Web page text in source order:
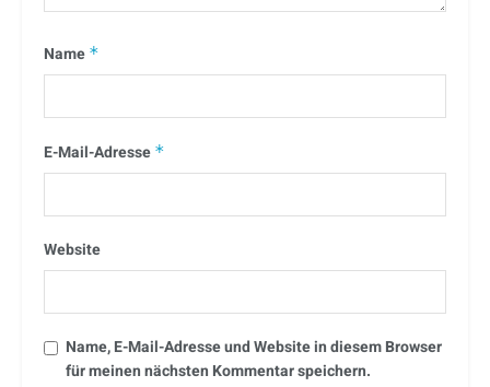
Name *
E-Mail-Adresse *
Website
Name, E-Mail-Adresse und Website in diesem Browser
für meinen nächsten Kommentar speichern.